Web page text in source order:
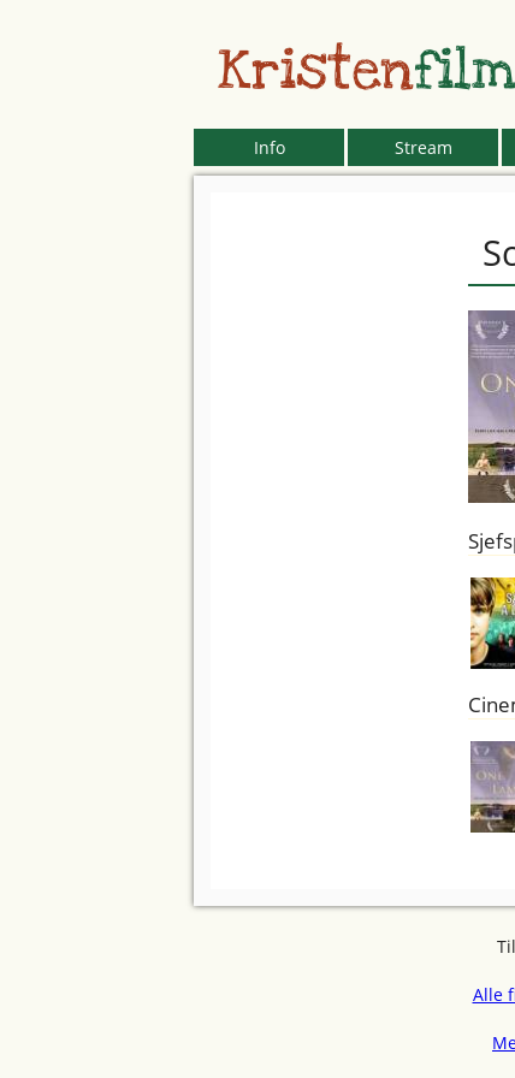
Kristenfilm
Info Stream
Alle